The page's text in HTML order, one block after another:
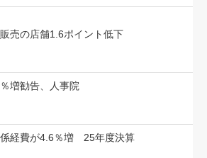
売の店舗1.6ポイント低下
増勧告、人事院
経費が4.6％増 25年度決算